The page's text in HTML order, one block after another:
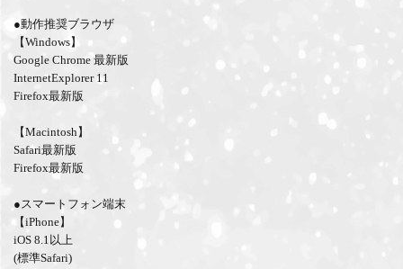
●動作推奨ブラウザ
【Windows】
Google Chrome 最新版
InternetExplorer 11
Firefox最新版
【Macintosh】
Safari最新版
Firefox最新版
●スマートフォン端末
【iPhone】
iOS 8.1以上
(標準Safari)